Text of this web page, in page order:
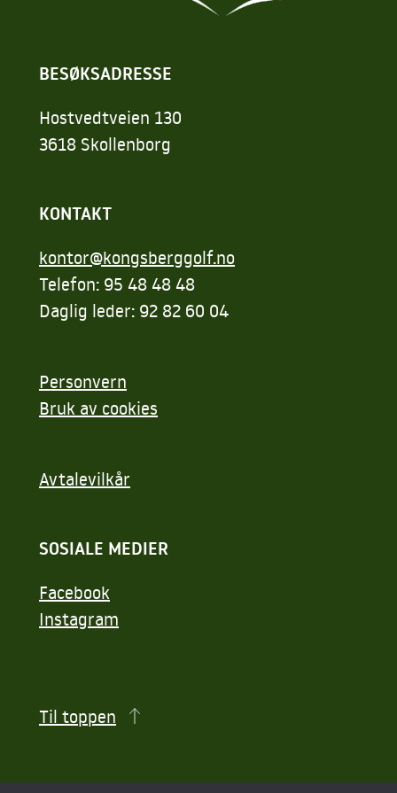
BESØKSADRESSE
Hostvedtveien 130
3618 Skollenborg
KONTAKT
kontor@kongsberggolf.no
Telefon: 95 48 48 48
Daglig leder: 92 82 60 04
Personvern
Bruk av cookies
Avtalevilkår
SOSIALE MEDIER
Facebook
Instagram
Til toppen